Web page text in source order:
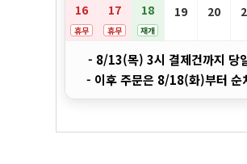
16
휴무
17
휴무
18
재개
19 20
- 8/13(목) 3시 결제건까지 당
- 이후 주문은 8/18(화)부터 순